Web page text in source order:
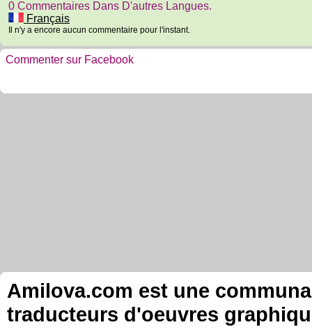
0 Commentaires Dans D'autres Langues.
Français
Il n'y a encore aucun commentaire pour l'instant.
Commenter sur Facebook
Amilova.com est une
traducteurs d'oeuvres